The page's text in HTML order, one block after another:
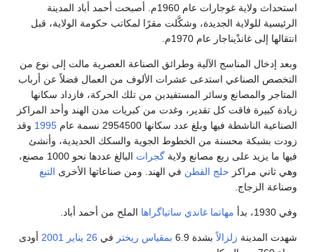
أحمد أباد المدينة
الولاية، قبل
مالت إلى نوع من
فضلاً عن أرباب
سكانها
وأحد المراكز
1995وقد
وأنشئ
البالغ عددها نحو 1000 مصنع،
الأخرى التبغ
أباد.
2001أودى